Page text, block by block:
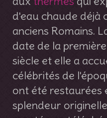
d'eau chaude déjà
anciens Romains.
date de la
siècle et elle a
célébrités de
ont été restaurées
splendeur